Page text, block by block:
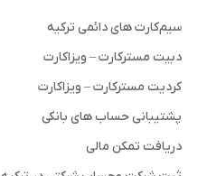
سیم‌کارت های دائمی ترکیه
دبیت مسترکارت – ویزاکارت
کردیت مسترکارت – ویزاکارت
پشتیبانی حساب های بانکی
دریافت تمکن مالی